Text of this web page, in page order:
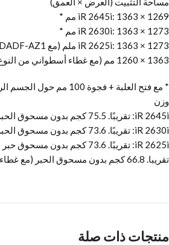
iR 2645i: 1363 × 1269 مم *
iR 2630i: 1363 × 1273 مم *
iR 2625i: 1363 × 1273 ملم (مع DADF-AZ1) *
1363 × 1260 مم (مع غطاء أسطواني من النوع Z) *
* مع فتح العلبة + فجوة 100 مم حول الجسم الرئيسي
وزن
iR 2645i: تقريبًا. 75.5 كجم بدون مسحوق الحبر
iR 2630i: تقريبًا. 73.6 كجم بدون مسحوق الحبر
iR 2625i: تقريبًا. 73.6 كجم بدون مسحوق حبر (مع DADF-AZ1)
تقريبا. 66.8 كجم بدون مسحوق الحبر (مع غطاء أسطواني من النوع Z)
منتجات ذات صلة